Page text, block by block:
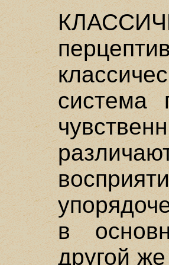
система
в
другой